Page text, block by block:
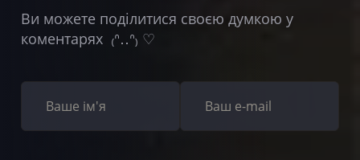
Ви можете поділитися своєю думкою у
коментарях ₍ᐢ‥ᐢ₎ ♡